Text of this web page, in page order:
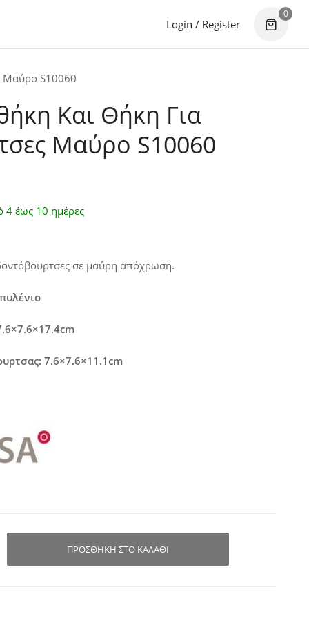
Login / Register
0
Μαύρο S10060
Και Θήκη Για
Μαύρο S10060
4 έως 10 ημέρες
σε μαύρη απόχρωση.
7.6×7.6×11.1cm
ΠΡΟΣΘΉΚΗ ΣΤΟ ΚΑΛΆΘΙ